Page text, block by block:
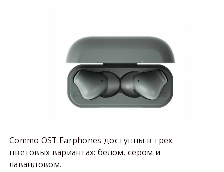
Commo OST Earphones доступны в трех
цветовых вариантах: белом, сером и
лавандовом.